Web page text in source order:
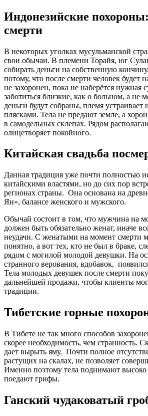
Индонезийские
смерти
В некоторых уголках мусульманской
свои обычаи. В племени Торайя, юг
собирать деньги на собственную
потому, что после смерти человек будет
не захоронен, пока не наберётся нужная
заботиться близкие, как о больном, а не
деньги будут собраны, племя
плясками. Тела не предают земле, а
в самодельных склепах. Рядом
олицетворяет покойного.
Китайская свадьба
Данная традиция уже почти полностью
китайскими властями, но до сих пор
регионах страны. Она основана на
Ян», балансе женского и мужского.
Обычай состоит в том, что мужчина на
должен быть обязательно женат, иначе
неудачи. С женатыми на момент смерти
понятно, а вот тех, кто не был в браке,
рядом с могилой молодой девушки. На
странного верования, вдобавок,
Тела молодых девушек после смерти
дальнейшей продажи, чтобы клиенты
традиции.
Тибетские горные
В Тибете не так много способов
скорее необходимость, чем странность.
дает вырыть яму. Почти полное
растущих на скалах, не позволяет
Именно поэтому тела поднимают высоко
поедают грифы.
Ганский чудаковатый